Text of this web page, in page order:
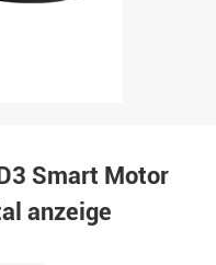
Smart Motor
anzeige